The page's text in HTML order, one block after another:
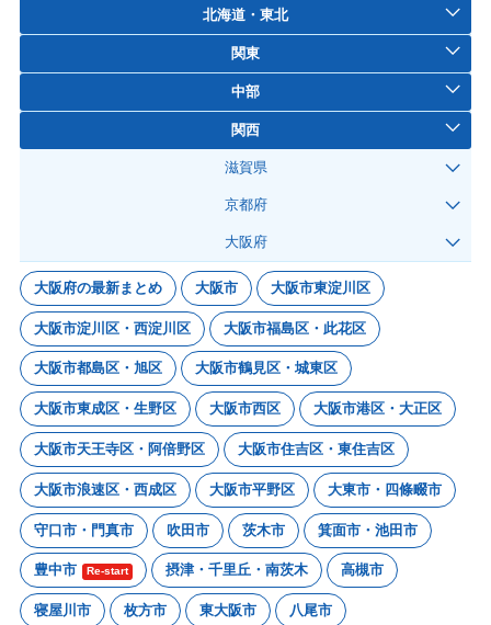
北海道・東北
関東
中部
関西
滋賀県
京都府
大阪府
大阪府の最新まとめ 大阪市 大阪市東淀川区
大阪市淀川区・西淀川区 大阪市福島区・此花区
大阪市都島区・旭区 大阪市鶴見区・城東区
大阪市東成区・生野区 大阪市西区 大阪市港区・大正区
大阪市天王寺区・阿倍野区 大阪市住吉区・東住吉区
大阪市浪速区・西成区 大阪市平野区 大東市・四條畷市
守口市・門真市 吹田市 茨木市 箕面市・池田市
豊中市 Re-start 摂津・千里丘・南茨木 高槻市
寝屋川市 枚方市 東大阪市 八尾市